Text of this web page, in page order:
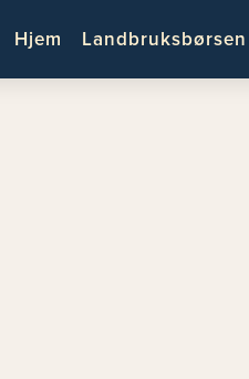
Hjem Landbruksbørsen